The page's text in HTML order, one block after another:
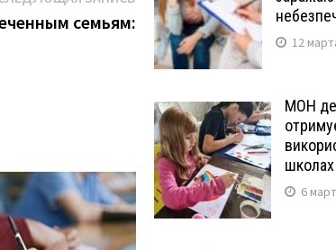
запись:
семьям:
12
МОН
школах
6